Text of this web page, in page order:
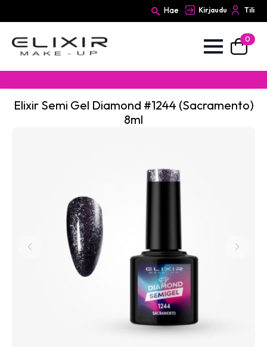
Hae Kirjaudu Tili
0
Elixir Semi Gel Diamond #1244 (Sacramento)
8ml